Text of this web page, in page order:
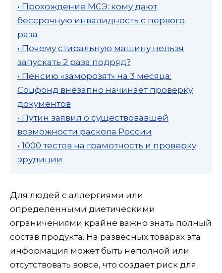
• Прохождение МСЭ: кому дают
бессрочную инвалидность с первого
раза
• Почему стиральную машину нельзя
запускать 2 раза подряд?
• Пенсию «заморозят» на 3 месяца:
Соцфонд внезапно начинает проверку
документов
• Путин заявил о существовавшей
возможности раскола России
• 1000 тестов на грамотность и проверку
эрудиции
Для людей с аллергиями или
определенными диетическими
ограничениями крайне важно знать полный
состав продукта. На развесных товарах эта
информация может быть неполной или
отсутствовать вовсе, что создает риск для